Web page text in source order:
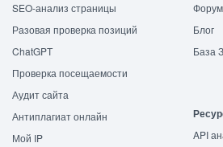
SEO-анализ страницы
Разовая проверка позиций
ChatGPT
Проверка посещаемости
Аудит сайта
Антиплагиат онлайн
Мой IP
Форум
Блог
База
API